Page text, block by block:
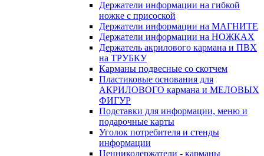
Держатели информации на гибкой
ножке с присоской
Держатели информации на МАГНИТЕ
Держатели информации на НОЖКАХ
Держатель акрилового кармана и ПВХ
на ТРУБКУ
Карманы подвесные со скотчем
Пластиковые основания для
АКРИЛОВОГО кармана и МЕЛОВЫХ
ФИГУР
Подставки для информации, меню и
подарочные карты
Уголок потребителя и стенды
информации
Ценникодержатели - карманы